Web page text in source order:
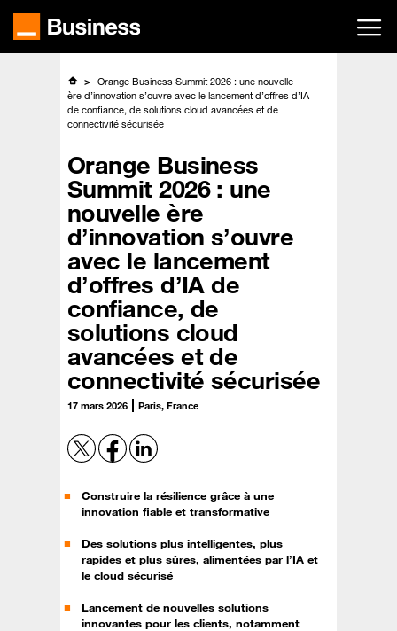
contenu
Orange Business Summit 2026 : une nouvelle
ère d’innovation s’ouvre avec le lancement d’offres d’IA
de confiance, de solutions cloud avancées et de
connectivité sécurisée
Orange Business
Summit 2026 : une
nouvelle ère
d’innovation s’ouvre
avec le lancement
d’offres d’IA de
confiance, de
solutions cloud
avancées et de
connectivité sécurisée
17 mars 2026 Paris, France
Construire la résilience grâce à une
innovation fiable et transformative
Des solutions plus intelligentes, plus
rapides et plus sûres, alimentées par l’IA et
le cloud sécurisé
Lancement de nouvelles solutions
innovantes pour les clients, notamment